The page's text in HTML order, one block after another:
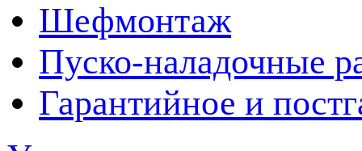
Шефмонтаж
Пуско-наладочные
Гарантийное и